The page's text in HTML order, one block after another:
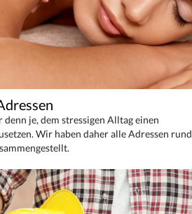
je, dem stressigen Alltag einen
Wir haben daher alle Adressen rund